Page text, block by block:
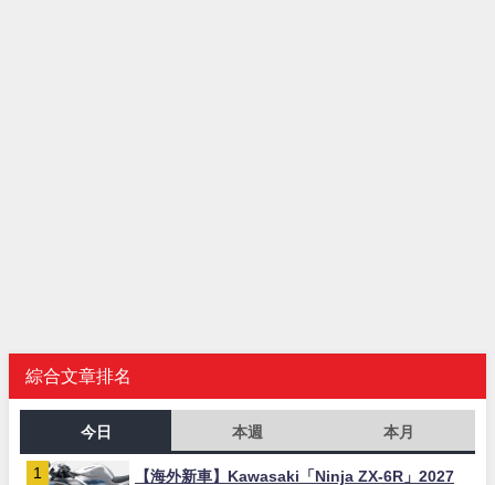
綜合文章排名
今日 本週 本月
【海外新車】Kawasaki「Ninja ZX-6R」2027